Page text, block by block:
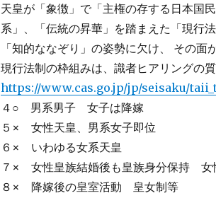
天皇が「象徴」で「主権の存する日本国
系」、「伝統の昇華」を踏まえた「現行
「知的ななぞり」の姿勢に欠け、 その面
現行法制の枠組みは、識者ヒアリングの
https://www.cas.go.jp/jp/seisaku/
４○ 男系男子 女子は降嫁
５× 女性天皇、男系女子即位
６× いわゆる女系天皇
７× 女性皇族結婚後も皇族身分保持 女
８× 降嫁後の皇室活動 皇女制等